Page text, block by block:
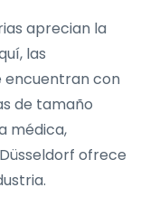
aprecian la
las
encuentran con
de tamaño
médica,
ofrece